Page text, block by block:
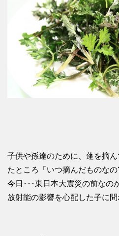
子供や孫達のために、蓬を摘
たところ「いつ摘んだものな
今日･･･東日本大震災の前なの
放射能の影響を心配した子に問